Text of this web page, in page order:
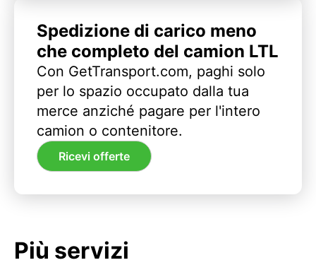
Spedizione di carico meno
che completo del camion LTL
Con GetTransport.com, paghi solo
per lo spazio occupato dalla tua
merce anziché pagare per l'intero
camion o contenitore.
Ricevi offerte
Più servizi